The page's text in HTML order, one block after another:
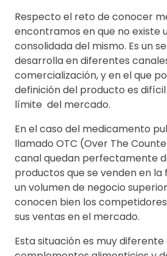
Respecto el reto de conocer
encontramos en que no existe
consolidada del mismo. Es un
desarrolla en diferentes
comercialización, y en el que
definición del producto es
límite del mercado.
En el caso del medicamento
llamado OTC (Over The
canal quedan perfectamente
productos que se venden en
un volumen de negocio superior
conocen bien los
sus ventas en el mercado.
Esta situación es muy